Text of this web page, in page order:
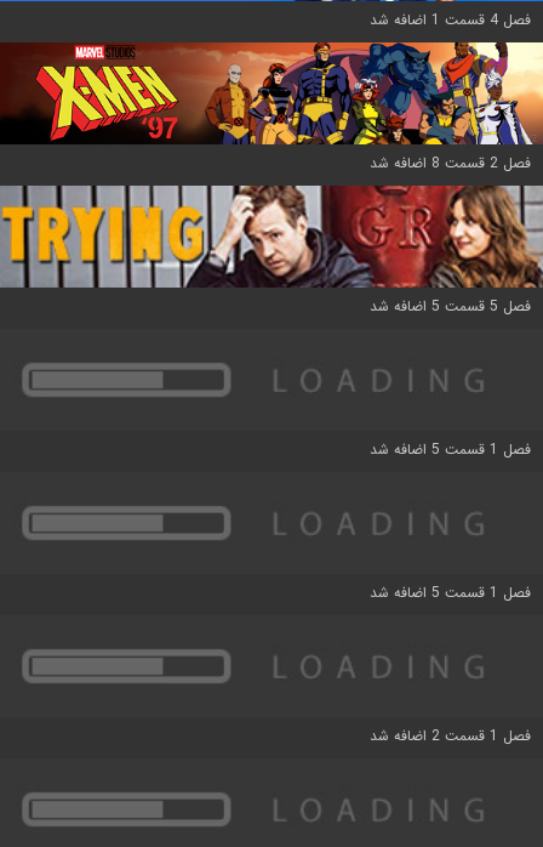
فصل 4 قسمت 1 اضافه شد
فصل 2 قسمت 8 اضافه شد
فصل 5 قسمت 5 اضافه شد
فصل 1 قسمت 5 اضافه شد
فصل 1 قسمت 5 اضافه شد
فصل 1 قسمت 2 اضافه شد